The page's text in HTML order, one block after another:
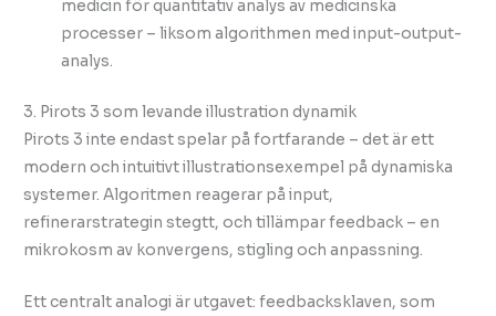
medicin för quantitativ analys av medicinska
processer – liksom algorithmen med input-output-
analys.
3. Pirots 3 som levande illustration dynamik
Pirots 3 inte endast spelar på fortfarande – det är ett
modern och intuitivt illustrationsexempel på dynamiska
systemer. Algoritmen reagerar på input,
refinerarstrategin stegtt, och tillämpar feedback – en
mikrokosm av konvergens, stigling och anpassning.
Ett centralt analogi är utgavet: feedbacksklaven, som